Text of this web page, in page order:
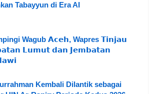
Tabayyun di Era AI
Wagub 𝗔𝗰𝗲𝗵, Wapres 𝗧𝗶𝗻𝗷𝗮𝘂
𝗟𝘂𝗺𝘂𝘁 𝗱𝗮𝗻 𝗝𝗲𝗺𝗯𝗮𝘁𝗮𝗻
Kembali Dilantik sebagai